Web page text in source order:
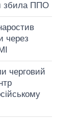
збила ППО
через
черговий